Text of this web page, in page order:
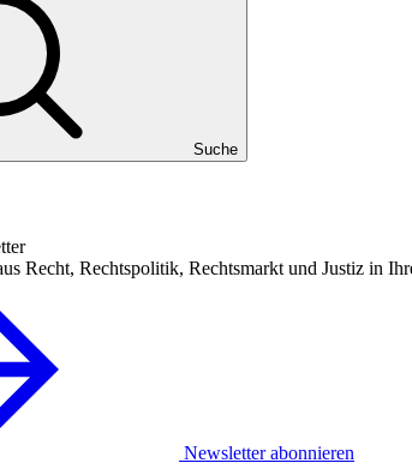
Suche
Recht, Rechtspolitik, Rechtsmarkt und Justiz in
Newsletter abonnieren